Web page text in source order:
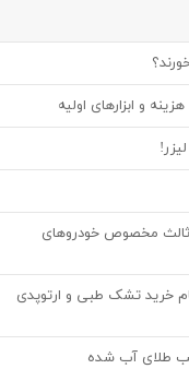
و ابزارهای اولیه
مخصوص خودروهای
خرید تشک طبی و ارتوپدی
طلای آب شده